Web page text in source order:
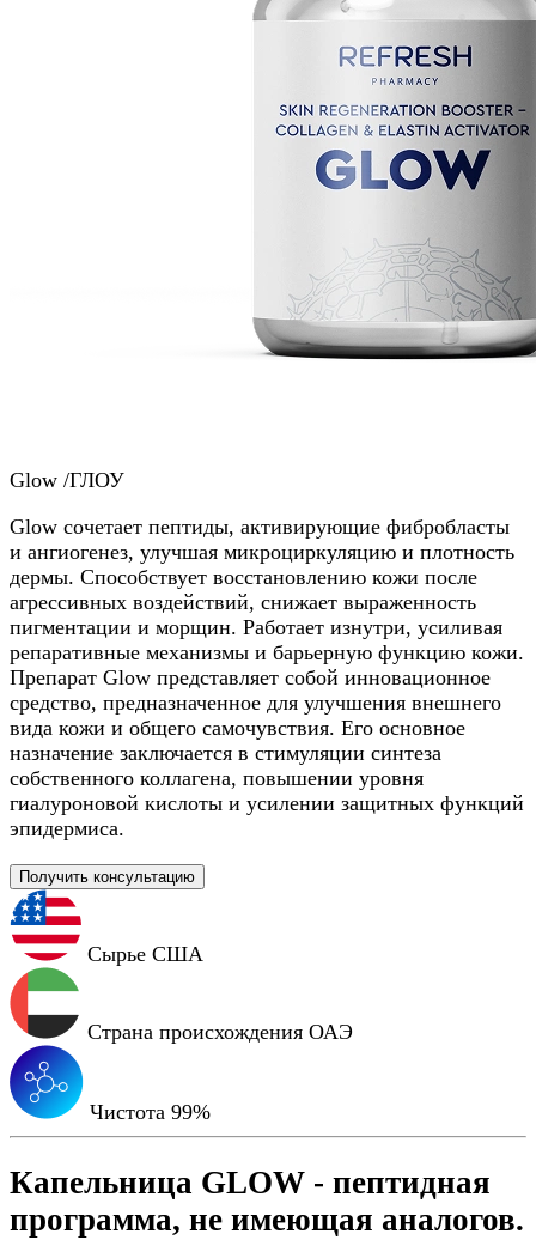
Glow /ГЛОУ
Glow сочетает пептиды, активирующие фибробласты
и ангиогенез, улучшая микроциркуляцию и плотность
дермы. Способствует восстановлению кожи после
агрессивных воздействий, снижает выраженность
пигментации и морщин. Работает изнутри, усиливая
репаративные механизмы и барьерную функцию кожи.
Препарат Glow представляет собой инновационное
средство, предназначенное для улучшения внешнего
вида кожи и общего самочувствия. Его основное
назначение заключается в стимуляции синтеза
собственного коллагена, повышении уровня
гиалуроновой кислоты и усилении защитных функций
эпидермиса.
Получить консультацию
Сырье США
Страна происхождения ОАЭ
Чистота 99%
Капельница GLOW - пептидная
программа, не имеющая аналогов.